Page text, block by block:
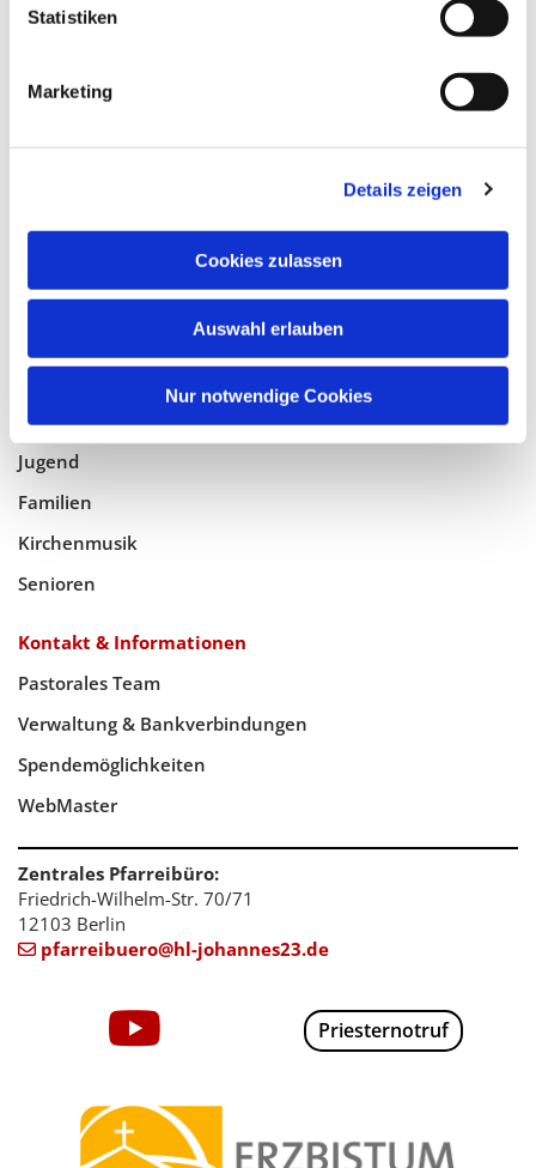
Statistiken
Marketing
Details zeigen
Cookies zulassen
Auswahl erlauben
Nur notwendige Cookies
Tempelhof-Buckow
Gottesdienste
Taufe, Kommunion & Trauung
Pfarreileben
Jugend
Familien
Kirchenmusik
Senioren
Kontakt & Informationen
Pastorales Team
Verwaltung & Bankverbindungen
Spendemöglichkeiten
WebMaster
Zentrales Pfarreibüro:
Friedrich-Wilhelm-Str. 70/71
12103 Berlin
 pfarreibuero@hl-johannes23.de
Priesternotruf